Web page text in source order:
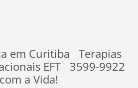
em Curitiba Terapias
EFT 3599-9922
a Vida!